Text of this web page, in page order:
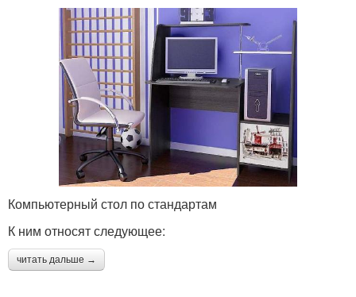
Компьютерный стол по стандартам
К ним относят следующее:
читать дальше →